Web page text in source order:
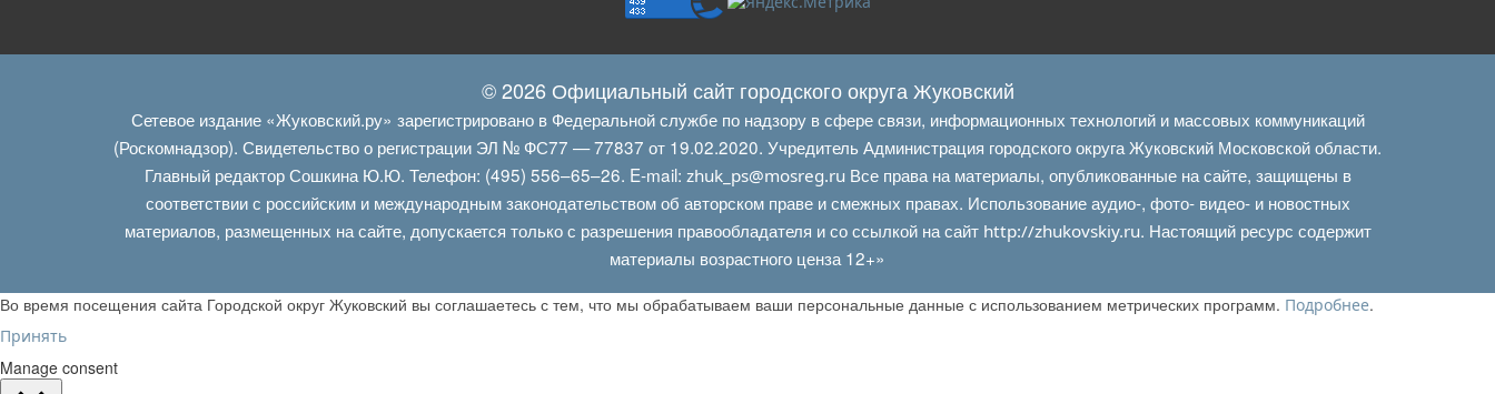
© 2026 Официальный сайт городского округа Жуковский
Сетевое издание «Жуковский.ру» зарегистрировано в Федеральной службе по надзору в сфере связи, информационных технологий и массовых коммуникаций
(Роскомнадзор). Свидетельство о регистрации ЭЛ № ФС77 — 77837 от 19.02.2020. Учредитель Администрация городского округа Жуковский Московской области.
Главный редактор Сошкина Ю.Ю. Телефон: (495) 556–65–26. E‑mail: zhuk_ps@mosreg.ruВсе права на материалы, опубликованные на сайте, защищены в
соответствии с российским и международным законодательством об авторском праве и смежных правах. Использование аудио-, фото- видео- и новостных
материалов, размещенных на сайте, допускается только с разрешения правообладателя и со ссылкой на сайт http://zhukovskiy.ru. Настоящий ресурс содержит
материалы возрастного ценза 12+»
Во время посещения сайта Городской округ Жуковский вы соглашаетесь с тем, что мы обрабатываем ваши персональные данные с использованием метрических программ. Подробнее.
Принять
Manage consent